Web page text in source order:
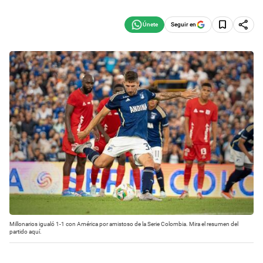
Seguir en
Millonarios igualó 1-1 con América por amistoso de la Serie Colombia. Mira el resumen del
partido aquí.